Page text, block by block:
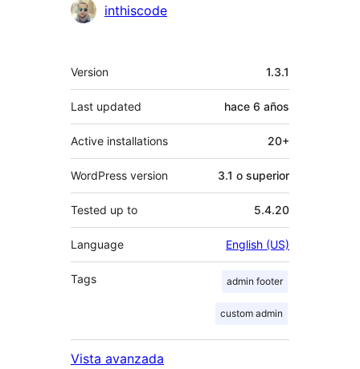
Colaboradores
inthiscode
Meta
Version 1.3.1
Last updated hace 6 años
Active installations 20+
WordPress version 3.1 o superior
Tested up to 5.4.20
Language English (US)
Tags admin footer
custom admin
Vista avanzada